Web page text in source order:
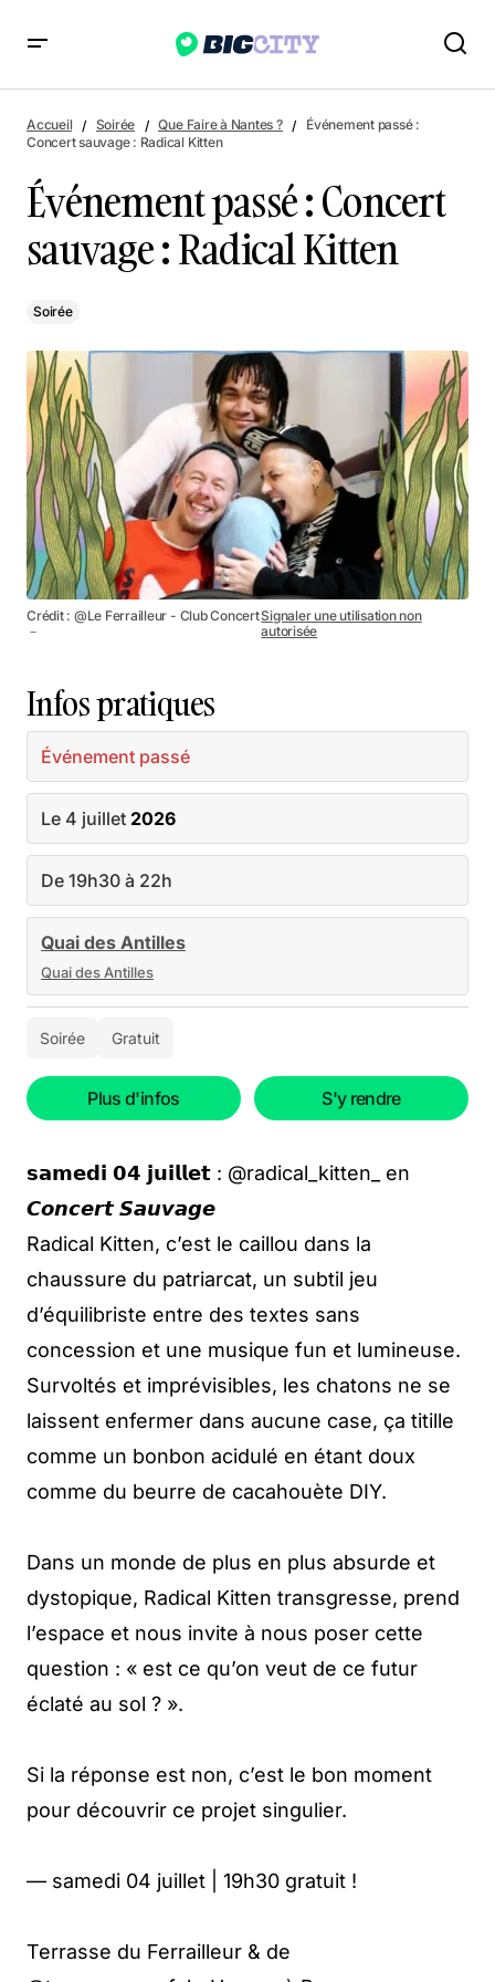
Événement passé : Concert sauvage : Radical Kitten
Accueil Soirée Que Faire à Nantes ?
Événement passé :
Concert sauvage : Radical Kitten
Événement passé : Concert
sauvage : Radical Kitten
Soirée
Crédit : @Le Ferrailleur - Club Concert
－
Signaler une utilisation non
autorisée
Infos pratiques
Événement passé
Le 4 juillet 2026
De 19h30 à 22h
Quai des Antilles
Quai des Antilles
Soirée Gratuit
Plus d'infos S'y rendre
𝘀𝗮𝗺𝗲𝗱𝗶 𝟬𝟰 𝗷𝘂𝗶𝗹𝗹𝗲𝘁 : @radical_kitten_ en
𝘾𝙤𝙣𝙘𝙚𝙧𝙩 𝙎𝙖𝙪𝙫𝙖𝙜𝙚
Radical Kitten, c’est le caillou dans la
chaussure du patriarcat, un subtil jeu
d’équilibriste entre des textes sans
concession et une musique fun et lumineuse.
Survoltés et imprévisibles, les chatons ne se
laissent enfermer dans aucune case, ça titille
comme un bonbon acidulé en étant doux
comme du beurre de cacahouète DIY.
Dans un monde de plus en plus absurde et
dystopique, Radical Kitten transgresse, prend
l’espace et nous invite à nous poser cette
question : « est ce qu’on veut de ce futur
éclaté au sol ? ».
Si la réponse est non, c’est le bon moment
pour découvrir ce projet singulier.
— samedi 04 juillet | 19h30 gratuit !
Terrasse du Ferrailleur & de